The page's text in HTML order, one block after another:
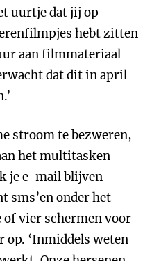
uurtje dat jij op
hebt zitten
aan filmmateriaal
dat dit in april
stroom te bezweren,
het multitasken
je e-mail blijven
sms’en onder het
vier schermen voor
op. ‘Inmiddels weten